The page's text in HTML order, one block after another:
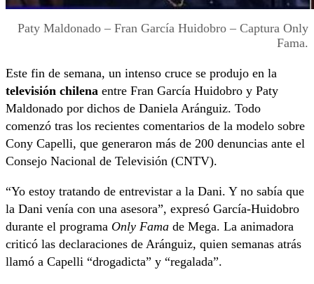
Paty Maldonado – Fran García Huidobro – Captura Only
Fama.
Este fin de semana, un intenso cruce se produjo en la
televisión chilena entre Fran García Huidobro y Paty
Maldonado por dichos de Daniela Aránguiz. Todo
comenzó tras los recientes comentarios de la modelo sobre
Cony Capelli, que generaron más de 200 denuncias ante el
Consejo Nacional de Televisión (CNTV).
“Yo estoy tratando de entrevistar a la Dani. Y no sabía que
la Dani venía con una asesora”, expresó García-Huidobro
durante el programa Only Fama de Mega. La animadora
criticó las declaraciones de Aránguiz, quien semanas atrás
llamó a Capelli “drogadicta” y “regalada”.